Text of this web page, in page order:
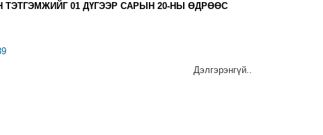
ТЭТГЭМЖИЙГ 01 ДҮГЭЭР САРЫН 20-НЫ ӨДРӨӨС
Дэлгэрэнгүй..